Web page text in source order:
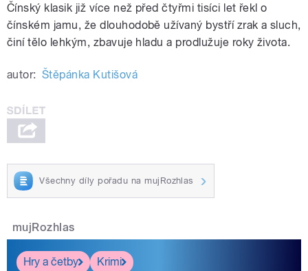
Čínský klasik již více než před čtyřmi tisíci let řekl o
čínském jamu, že dlouhodobě užívaný bystří zrak a sluch,
činí tělo lehkým, zbavuje hladu a prodlužuje roky života.
autor: Štěpánka Kutišová
Všechny díly pořadu na mujRozhlas
mujRozhlas
Hry a četby
Krimi